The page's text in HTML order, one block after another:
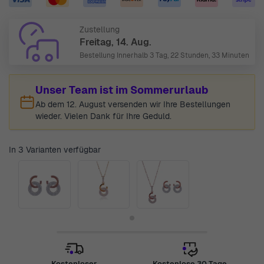
Zustellung
Freitag, 14. Aug.
Bestellung Innerhalb 3 Tag, 22 Stunden, 33 Minuten
Unser Team ist im Sommerurlaub
Ab dem 12. August versenden wir Ihre Bestellungen
wieder. Vielen Dank für Ihre Geduld.
In 3 Varianten verfügbar